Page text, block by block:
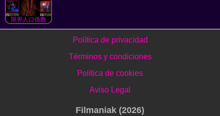
限界人口係数
Política de privacidad
Términos y condiciones
Política de cookies
Aviso Legal
Filmaniak (2026)